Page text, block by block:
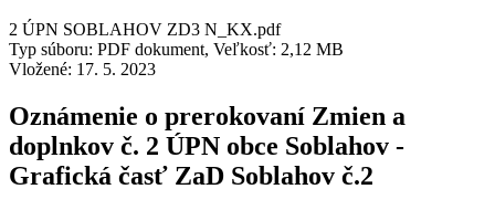
2 ÚPN SOBLAHOV ZD3 N_KX.pdf
Typ súboru: PDF dokument, Veľkosť: 2,12 MB
Vložené: 17. 5. 2023
Oznámenie o prerokovaní Zmien a
doplnkov č. 2 ÚPN obce Soblahov -
Grafická časť ZaD Soblahov č.2